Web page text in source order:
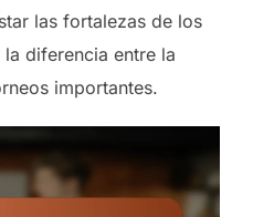
las fortalezas de los
diferencia entre la
importantes.